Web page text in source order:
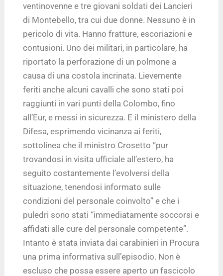
ventinovenne e tre giovani soldati dei Lancieri
di Montebello, tra cui due donne. Nessuno è in
pericolo di vita. Hanno fratture, escoriazioni e
contusioni. Uno dei militari, in particolare, ha
riportato la perforazione di un polmone a
causa di una costola incrinata. Lievemente
feriti anche alcuni cavalli che sono stati poi
raggiunti in vari punti della Colombo, fino
all’Eur, e messi in sicurezza. E il ministero della
Difesa, esprimendo vicinanza ai feriti,
sottolinea che il ministro Crosetto “pur
trovandosi in visita ufficiale all’estero, ha
seguito costantemente l’evolversi della
situazione, tenendosi informato sulle
condizioni del personale coinvolto” e che i
puledri sono stati “immediatamente soccorsi e
affidati alle cure del personale competente”.
Intanto è stata inviata dai carabinieri in Procura
una prima informativa sull’episodio. Non è
escluso che possa essere aperto un fascicolo